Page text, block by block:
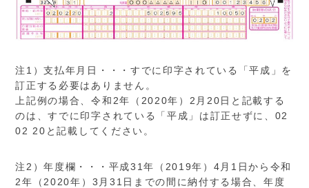
注1）支払年月日・・・すでに印字されている「平成」を
訂正する必要はありません。
上記例の場合、令和2年（2020年）2月20日と記載する
のは、すでに印字されている「平成」は訂正せずに、02
02 20と記載してください。
注2）年度欄・・・平成31年（2019年）4月1日から令和
2年（2020年）3月31日までの間に納付する場合、年度